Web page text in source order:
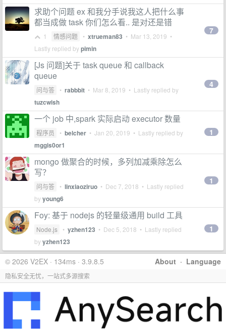
求助个问题 ex 和我分手说我这人把什么事
都当成做 task 你们怎么看.. 是对还是错
1 情感问题 • xtrueman83 • Mar 13, 2019 •
Lastly replied bypimin
7
[Js 问题]关于 task queue 和 callback
queue
问与答 • rabbbit • Mar 8, 2019 • Lastly replied by
tuzcwish
4
一个 job 中,spark 实际启动 executor 数量
程序员 • belcher • Jan 20, 2019 • Lastly replied by
mggis0or1
1
mongo 做聚合的时候，多列加减乘除怎么
写？
问与答 • linxiaoziruo • Dec 7, 2018 • Lastly replied
byyoung6
1
Foy: 基于 nodejs 的轻量级通用 build 工具
Node.js • yzhen123 • Dec 5, 2018 • Lastly replied
byyzhen123
1
About · Language
© 2026 V2EX · 134ms · 3.9.8.5
隐私安全无忧，一站式多源搜索